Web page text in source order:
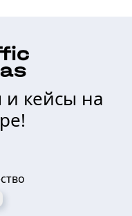
и кейсы на